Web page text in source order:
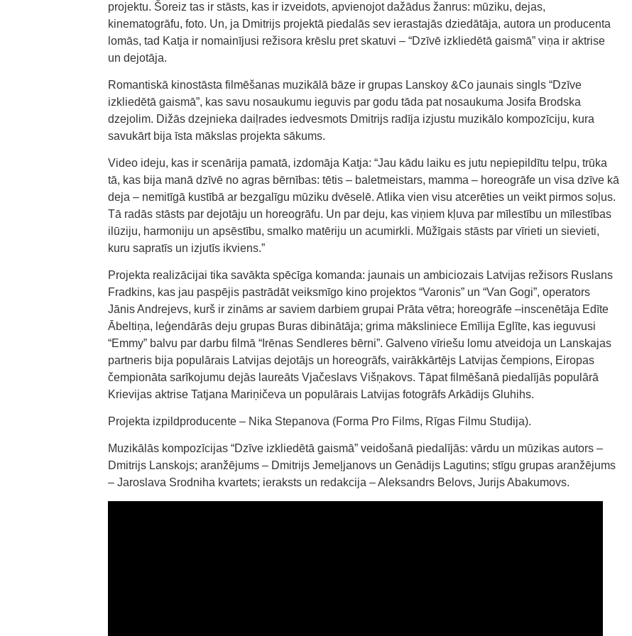
projektu. Šoreiz tas ir stāsts, kas ir izveidots, apvienojot dažādus žanrus: mūziku, dejas,
kinematogrāfu, foto. Un, ja Dmitrijs projektā piedalās sev ierastajās dziedātāja, autora un producenta
lomās, tad Katja ir nomainījusi režisora krēslu pret skatuvi – “Dzīvē izkliedētā gaismā” viņa ir aktrise
un dejotāja.
Romantiskā kinostāsta filmēšanas muzikālā bāze ir grupas Lanskoy &Co jaunais singls “Dzīve
izkliedētā gaismā”, kas savu nosaukumu ieguvis par godu tāda pat nosaukuma Josifa Brodska
dzejolim. Dižās dzejnieka daiļrades iedvesmots Dmitrijs radīja izjustu muzikālo kompozīciju, kura
savukārt bija īsta mākslas projekta sākums.
Video ideju, kas ir scenārija pamatā, izdomāja Katja: “Jau kādu laiku es jutu nepiepildītu telpu, trūka
tā, kas bija manā dzīvē no agras bērnības: tētis – baletmeistars, mamma – horeogrāfe un visa dzīve kā
deja – nemitīgā kustībā ar bezgalīgu mūziku dvēselē. Atlika vien visu atcerēties un veikt pirmos soļus.
Tā radās stāsts par dejotāju un horeogrāfu. Un par deju, kas viņiem kļuva par mīlestību un mīlestības
ilūziju, harmoniju un apsēstību, smalko matēriju un acumirkli. Mūžīgais stāsts par vīrieti un sievieti,
kuru sapratīs un izjutīs ikviens.”
Projekta realizācijai tika savākta spēcīga komanda: jaunais un ambiciozais Latvijas režisors Ruslans
Fradkins, kas jau paspējis pastrādāt veiksmīgo kino projektos “Varonis” un “Van Gogi”, operators
Jānis Andrejevs, kurš ir zināms ar saviem darbiem grupai Prāta vētra; horeogrāfe –inscenētāja Edīte
Ābeltiņa, leģendārās deju grupas Buras dibinātāja; grima māksliniece Emīlija Eglīte, kas ieguvusi
“Emmy” balvu par darbu filmā “Irēnas Sendleres bērni”. Galveno vīriešu lomu atveidoja un Lanskajas
partneris bija populārais Latvijas dejotājs un horeogrāfs, vairākkārtējs Latvijas čempions, Eiropas
čempionāta sarīkojumu dejās laureāts Vjačeslavs Višņakovs. Tāpat filmēšanā piedalījās populārā
Krievijas aktrise Tatjana Mariņičeva un populārais Latvijas fotogrāfs Arkādijs Gluhihs.
Projekta izpildproducente – Nika Stepanova (Forma Pro Films, Rīgas Filmu Studija).
Muzikālās kompozīcijas “Dzīve izkliedētā gaismā” veidošanā piedalījās: vārdu un mūzikas autors –
Dmitrijs Lanskojs; aranžējums – Dmitrijs Jemeļjanovs un Genādijs Lagutins; stīgu grupas aranžējums
– Jaroslava Srodniha kvartets; ieraksts un redakcija – Aleksandrs Belovs, Jurijs Abakumovs.